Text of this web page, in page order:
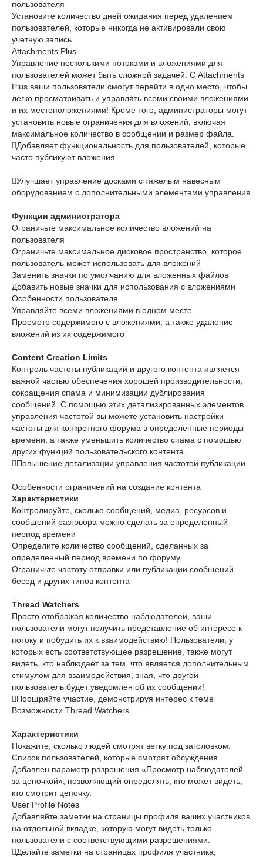
пользователя
Установите количество дней ожидания перед удалением
пользователей, которые никогда не активировали свою
учетную запись
Attachments Plus
Управление несколькими потоками и вложениями для
пользователей может быть сложной задачей. С Attachments
Plus ваши пользователи смогут перейти в одно место, чтобы
легко просматривать и управлять всеми своими вложениями
и их местоположениями! Кроме того, администраторы могут
установить новые ограничения для вложений, включая
максимальное количество в сообщении и размер файла.
Добавляет функциональность для пользователей, которые
часто публикуют вложения
Улучшает управление досками с тяжелым навесным
оборудованием с дополнительными элементами управления
Функции администратора
Ограничьте максимальное количество вложений на
пользователя
Ограничьте максимальное дисковое пространство, которое
пользователь может использовать для вложений
Заменить значки по умолчанию для вложенных файлов
Добавить новые значки для использования с вложениями
Особенности пользователя
Управляйте всеми вложениями в одном месте
Просмотр содержимого с вложениями, а также удаление
вложений из их содержимого
Content Creation Limits
Контроль частоты публикаций и другого контента является
важной частью обеспечения хорошей производительности,
сокращения спама и минимизации дублирования
сообщений. С помощью этих детализированных элементов
управления частотой вы можете установить настройки
частоты для конкретного форума в определенные периоды
времени, а также уменьшить количество спама с помощью
других функций пользовательского контента.
Повышение детализации управления частотой публикации
Особенности ограничений на создание контента
Характеристики
Контролируйте, сколько сообщений, медиа, ресурсов и
сообщений разговора можно сделать за определенный
период времени
Определите количество сообщений, сделанных за
определенный период времени по форуму
Ограничьте частоту отправки или публикации сообщений
бесед и других типов контента
Thread Watchers
Просто отображая количество наблюдателей, ваши
пользователи могут получить представление об интересе к
потоку и побудить их к взаимодействию! Пользователи, у
которых есть соответствующее разрешение, также могут
видеть, кто наблюдает за тем, что является дополнительным
стимулом для взаимодействия, зная, что другой
пользователь будет уведомлен об их сообщении!
Поощряйте участие, демонстрируя интерес к теме
Возможности Thread Watchers
Характеристики
Покажите, сколько людей смотрят ветку под заголовком.
Список пользователей, которые смотрят обсуждения
Добавлен параметр разрешения «Просмотр наблюдателей
за цепочкой», позволяющий определять, кто может видеть,
кто смотрит цепочку.
User Profile Notes
Добавляйте заметки на страницы профиля ваших участников
на отдельной вкладке, которую могут видеть только
пользователи с соответствующими разрешениями.
Делайте заметки на страницах профиля участника,